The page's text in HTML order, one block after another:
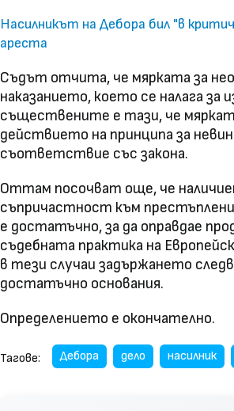
Насилникът на Дебора бил "в
ареста
Съдът отчита, че мярката за
наказанието, което се налага
съществените е тази, че
действието на принципа за
съответствие със закона.
Оттам посочват още, че
съпричастност към
е достатъчно, за да оправдае
съдебната практика на
в тези случаи задържането
достатъчно основания.
Определението е окончателно.
Тагове: Дебора дело насилник